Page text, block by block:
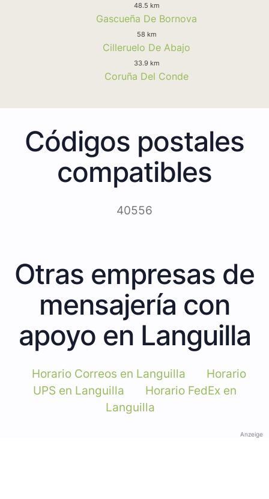
48.5 km
Gascueña De Bornova
58 km
Cilleruelo De Abajo
33.9 km
Coruña Del Conde
Códigos postales
compatibles
40556
Otras empresas de
mensajería con
apoyo en Languilla
Horario Correos en Languilla
Horario
UPS en Languilla
Horario FedEx en
Languilla
Anzeige